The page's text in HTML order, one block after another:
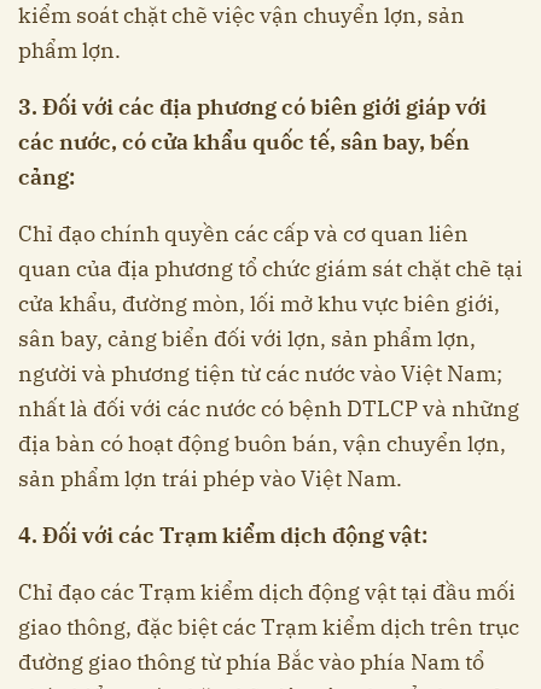
kiểm soát chặt chẽ việc vận chuyển lợn, sản
phẩm lợn.
3. Đối với các địa phương có biên giới giáp với
các nước, có cửa khẩu quốc tế, sân bay, bến
cảng:
Chỉ đạo chính quyền các cấp và cơ quan liên
quan của địa phương tổ chức giám sát chặt chẽ tại
cửa khẩu, đường mòn, lối mở khu vực biên giới,
sân bay, cảng biển đối với lợn, sản phẩm lợn,
người và phương tiện từ các nước vào Việt Nam;
nhất là đối với các nước có bệnh DTLCP và những
địa bàn có hoạt động buôn bán, vận chuyển lợn,
sản phẩm lợn trái phép vào Việt Nam.
4. Đối với các Trạm kiểm dịch động vật:
Chỉ đạo các Trạm kiểm dịch động vật tại đầu mối
giao thông, đặc biệt các Trạm kiểm dịch trên trục
đường giao thông từ phía Bắc vào phía Nam tổ